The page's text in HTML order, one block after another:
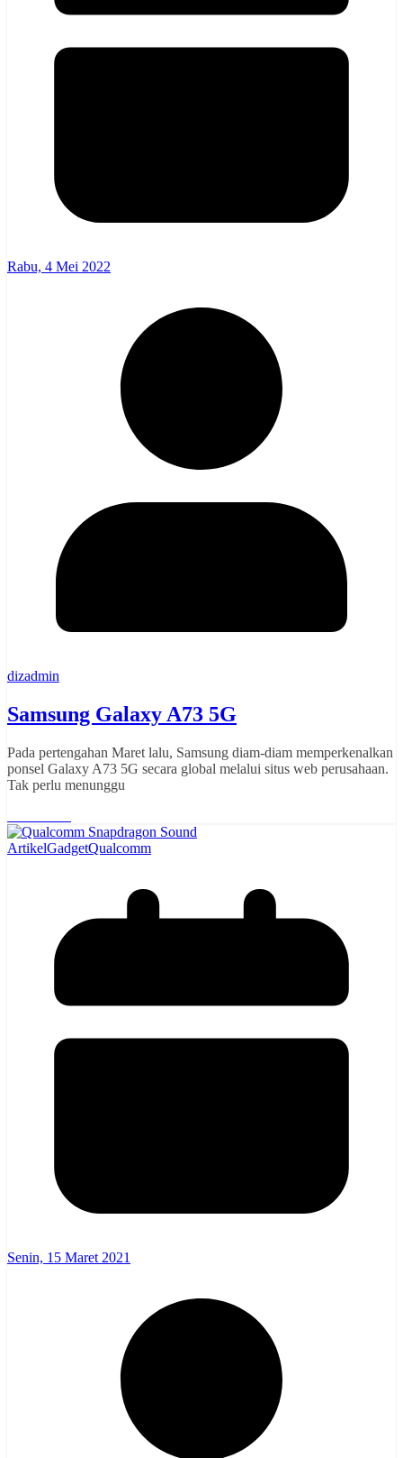
Rabu, 4 Mei 2022
dizadmin
Samsung Galaxy A73 5G
Pada pertengahan Maret lalu, Samsung diam-diam memperkenalkan
ponsel Galaxy A73 5G secara global melalui situs web perusahaan.
Tak perlu menunggu
ArtikelGadgetQualcomm
Senin, 15 Maret 2021